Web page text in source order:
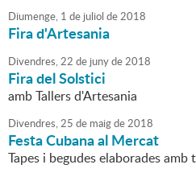
Diumenge, 1 de juliol de2018
Fira d'Artesania
Divendres,22 de junyde2018
Fira del Solstici
amb Tallers d'Artesania
Divendres,25 de maigde2018
Festa Cubana al Mercat
Tapes i begudes elaborades amb